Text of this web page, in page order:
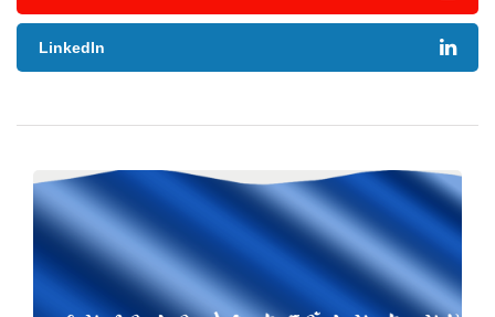
LinkedIn